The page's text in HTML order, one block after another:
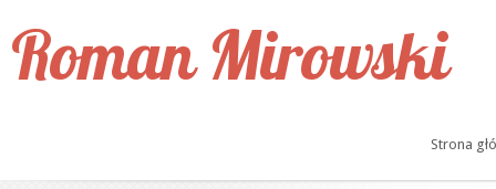
Roman Mirowski
Strona